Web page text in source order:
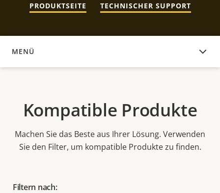
PRODUKTSEITE TECHNISCHER SUPPORT
MENÜ
KOMPATIBLE PRODUKTE
Kompatible Produkte
Machen Sie das Beste aus Ihrer Lösung. Verwenden
Sie den Filter, um kompatible Produkte zu finden.
Filtern nach: